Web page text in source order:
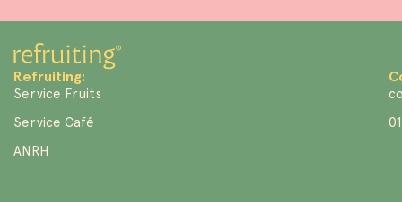
Refruiting:
Service Fruits
Service Café
ANRH